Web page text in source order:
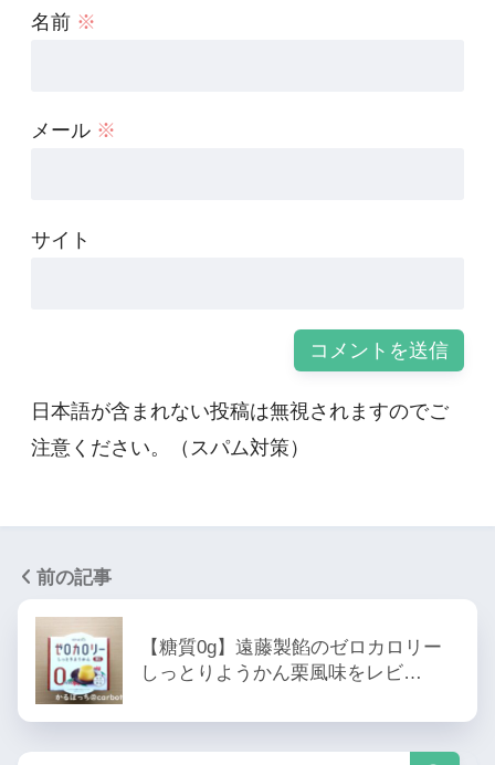
名前 ※
メール ※
サイト
日本語が含まれない投稿は無視されますのでご
注意ください。（スパム対策）
前の記事
【糖質0g】遠藤製餡のゼロカロリー
しっとりようかん栗風味をレビ…